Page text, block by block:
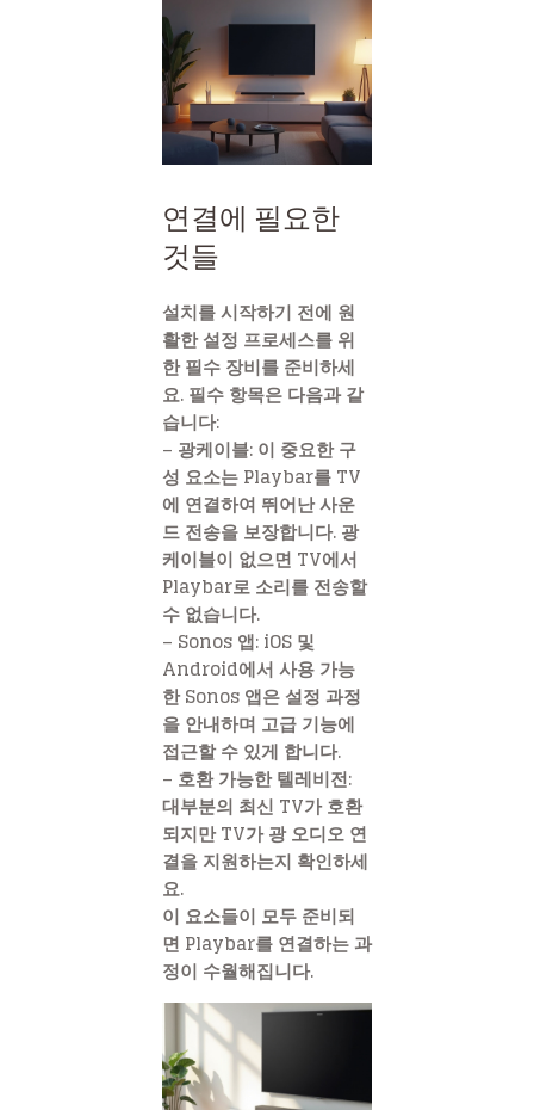
연결에 필요한
것들
설치를 시작하기 전에 원
활한 설정 프로세스를 위
한 필수 장비를 준비하세
요. 필수 항목은 다음과 같
습니다:
– 광케이블: 이 중요한 구
성 요소는 Playbar를 TV
에 연결하여 뛰어난 사운
드 전송을 보장합니다. 광
케이블이 없으면 TV에서
Playbar로 소리를 전송할
수 없습니다.
– Sonos 앱: iOS 및
Android에서 사용 가능
한 Sonos 앱은 설정 과정
을 안내하며 고급 기능에
접근할 수 있게 합니다.
– 호환 가능한 텔레비전:
대부분의 최신 TV가 호환
되지만 TV가 광 오디오 연
결을 지원하는지 확인하세
요.
이 요소들이 모두 준비되
면 Playbar를 연결하는 과
정이 수월해집니다.